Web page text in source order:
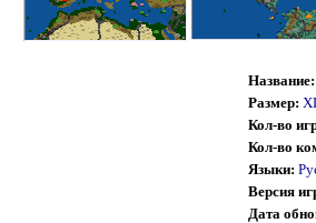
Название:
Размер:
Кол-во
Кол-во
Языки:
Версия
Дата